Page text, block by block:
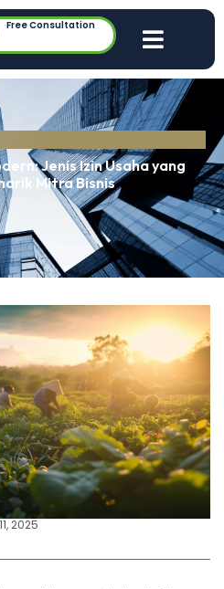
Free Consultation
Jenis Izin Usaha yang
Mitra Bisnis
2025